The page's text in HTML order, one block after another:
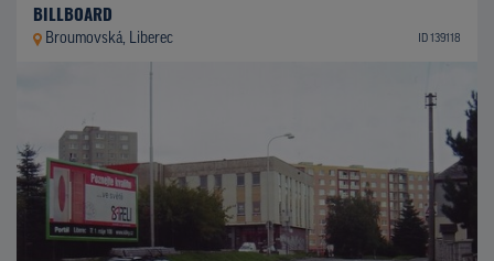
BILLBOARD
Broumovská, Liberec ID 139118